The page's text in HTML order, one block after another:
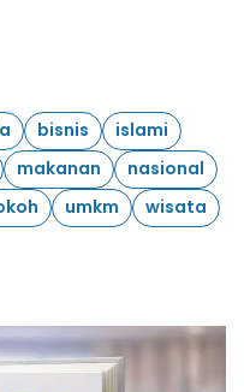
bisnis
islami
makanan
nasional
umkm wisata